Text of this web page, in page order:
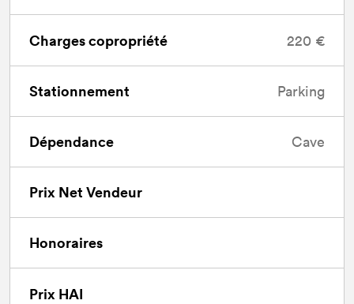
Charges copropriété 220 €
Stationnement Parking
Dépendance Cave
Prix Net Vendeur
Honoraires
Prix HAI